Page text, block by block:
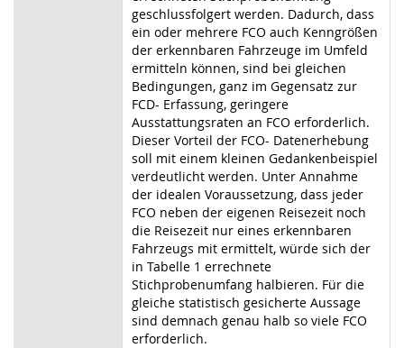
geschlussfolgert werden. Dadurch, dass
ein oder mehrere FCO auch Kenngrößen
der erkennbaren Fahrzeuge im Umfeld
ermitteln können, sind bei gleichen
Bedingungen, ganz im Gegensatz zur
FCD- Erfassung, geringere
Ausstattungsraten an FCO erforderlich.
Dieser Vorteil der FCO- Datenerhebung
soll mit einem kleinen Gedankenbeispiel
verdeutlicht werden. Unter Annahme
der idealen Voraussetzung, dass jeder
FCO neben der eigenen Reisezeit noch
die Reisezeit nur eines erkennbaren
Fahrzeugs mit ermittelt, würde sich der
in Tabelle 1 errechnete
Stichprobenumfang halbieren. Für die
gleiche statistisch gesicherte Aussage
sind demnach genau halb so viele FCO
erforderlich.